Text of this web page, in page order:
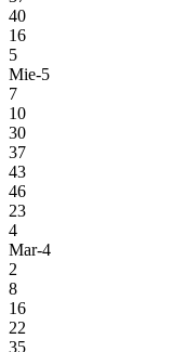
40
16
5
Mie-5
7
10
30
37
43
46
23
4
Mar-4
2
8
16
22
35